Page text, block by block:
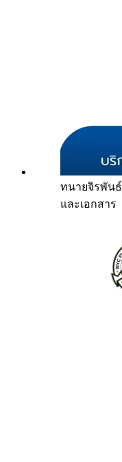
ทนายจิรพันธ์
และเอกสาร